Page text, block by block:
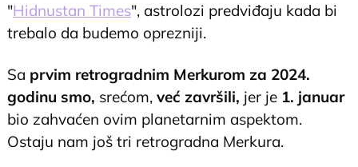
"Hidnustan Times", astrolozi predviđaju kada bi
trebalo da budemo oprezniji.
Sa prvim retrogradnim Merkurom za 2024.
godinu smo, srećom, već završili, jer je 1. januar
bio zahvaćen ovim planetarnim aspektom.
Ostaju nam još tri retrogradna Merkura.